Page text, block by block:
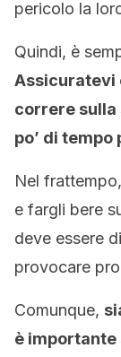
pericolo la
Quindi, è
Assicuratevi
correre sulla
po’ di
Nel
e fargli bere
deve essere
provocare
Comunque,
è